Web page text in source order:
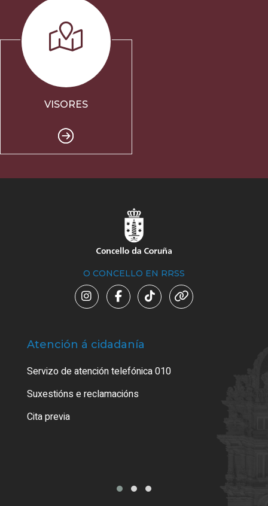
VISORES
O CONCELLO EN RRSS
Atención á cidadanía
Servizo de atención telefónica 010
Suxestións e reclamacións
Cita previa